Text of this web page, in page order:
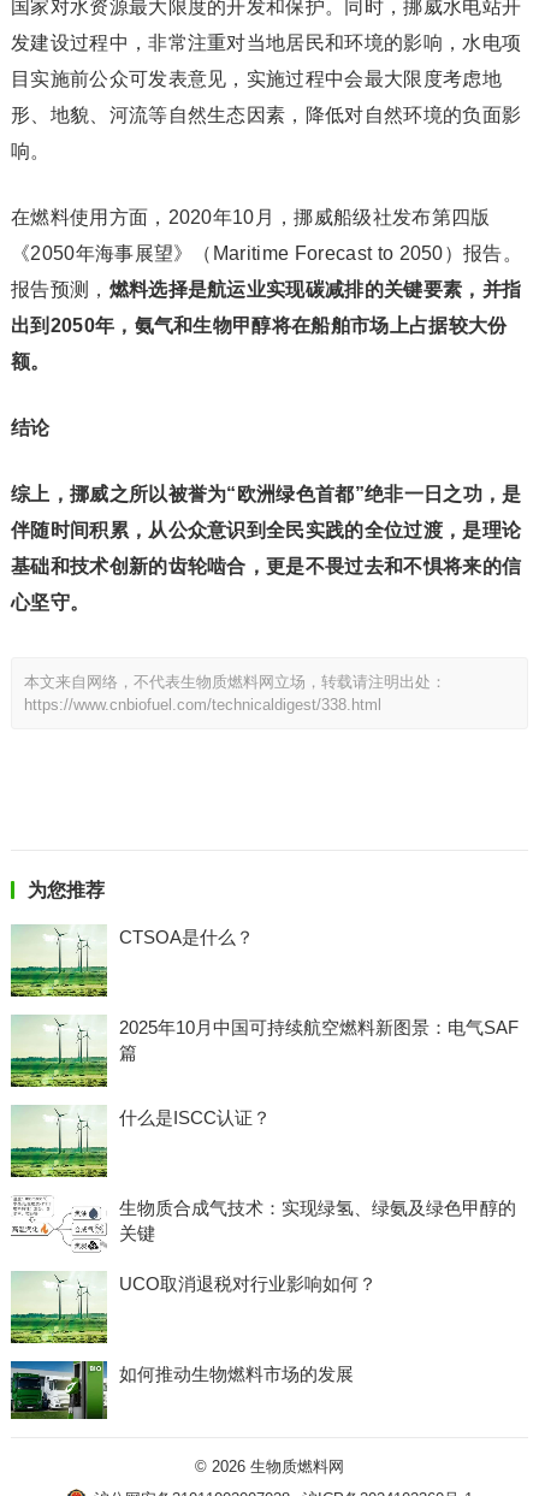
国家对水资源最大限度的开发和保护。同时，挪威水电站开
发建设过程中，非常注重对当地居民和环境的影响，水电项
目实施前公众可发表意见，实施过程中会最大限度考虑地
形、地貌、河流等自然生态因素，降低对自然环境的负面影
响。
在燃料使用方面，2020年10月，挪威船级社发布第四版
《2050年海事展望》（Maritime Forecast to 2050）报告。
报告预测， 燃料选择是航运业实现碳减排的关键要素，并指
出到2050年，氨气和生物甲醇将在船舶市场上占据较大份
额。
结论
综上，挪威之所以被誉为“欧洲绿色首都”绝非一日之功，是
伴随时间积累，从公众意识到全民实践的全位过渡，是理论
基础和技术创新的齿轮啮合，更是不畏过去和不惧将来的信
心坚守。
本文来自网络，不代表生物质燃料网立场，转载请注明出处：
https://www.cnbiofuel.com/technicaldigest/338.html
为您推荐
CTSOA是什么？
2025年10月中国可持续航空燃料新图景：电气SAF
篇
什么是ISCC认证？
生物质合成气技术：实现绿氢、绿氨及绿色甲醇的
关键
UCO取消退税对行业影响如何？
如何推动生物燃料市场的发展
© 2026 生物质燃料网